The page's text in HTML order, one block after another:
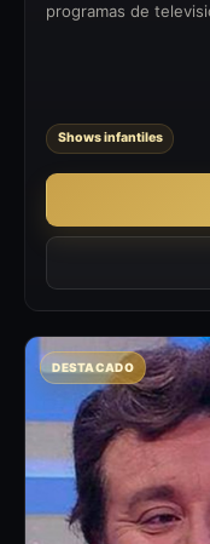
programas de
Shows infantiles
DESTACADO